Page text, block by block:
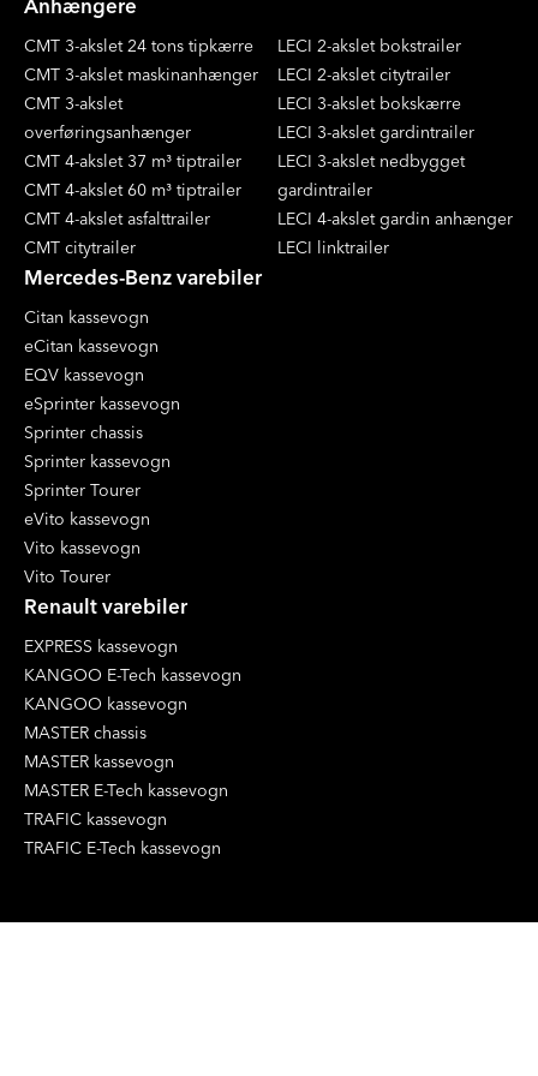
Anhængere
CMT 3-akslet 24 tons tipkærre
CMT 3-akslet maskinanhænger
CMT 3-akslet
overføringsanhænger
CMT 4-akslet 37 m³ tiptrailer
CMT 4-akslet 60 m³ tiptrailer
CMT 4-akslet asfalttrailer
CMT citytrailer
LECI 2-akslet bokstrailer
LECI 2-akslet citytrailer
LECI 3-akslet bokskærre
LECI 3-akslet gardintrailer
LECI 3-akslet nedbygget
gardintrailer
LECI 4-akslet gardin anhænger
LECI linktrailer
Mercedes-Benz varebiler
Citan kassevogn
eCitan kassevogn
EQV kassevogn
eSprinter kassevogn
Sprinter chassis
Sprinter kassevogn
Sprinter Tourer
eVito kassevogn
Vito kassevogn
Vito Tourer
Renault varebiler
EXPRESS kassevogn
KANGOO E-Tech kassevogn
KANGOO kassevogn
MASTER chassis
MASTER kassevogn
MASTER E-Tech kassevogn
TRAFIC kassevogn
TRAFIC E-Tech kassevogn